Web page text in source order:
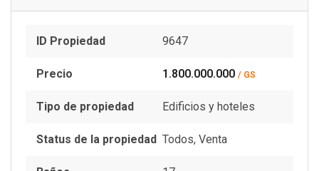
ID Propiedad 9647
Precio 1.800.000.000 / GS
Tipo de propiedad Edificios y hoteles
Status de la propiedad Todos, Venta